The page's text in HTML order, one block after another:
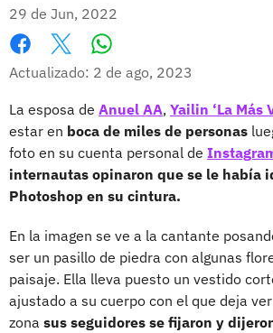
29 de Jun, 2022
Facebook
X
Actualizado: 2 de ago, 2023
La esposa de Anuel AA, Yailin ‘La Más
estar en boca de miles de personas
foto en su cuenta personal de
internautas opinaron que se le había
Photoshop en su cintura.
En la imagen se ve a la cantante
ser un pasillo de piedra con algunas
paisaje. Ella lleva puesto un vestido
ajustado a su cuerpo con el que deja
zona sus seguidores se fijaron y